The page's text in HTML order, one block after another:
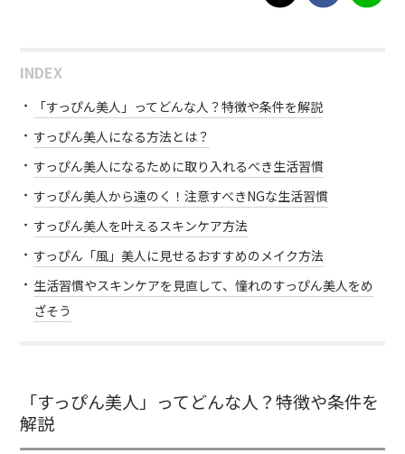
INDEX
「すっぴん美人」ってどんな人？特徴や条件を解説
すっぴん美人になる方法とは？
すっぴん美人になるために取り入れるべき生活習慣
すっぴん美人から遠のく！注意すべきNGな生活習慣
すっぴん美人を叶えるスキンケア方法
すっぴん「風」美人に見せるおすすめのメイク方法
生活習慣やスキンケアを見直して、憧れのすっぴん美人をめ
ざそう
「すっぴん美人」ってどんな人？特徴や条件を
解説